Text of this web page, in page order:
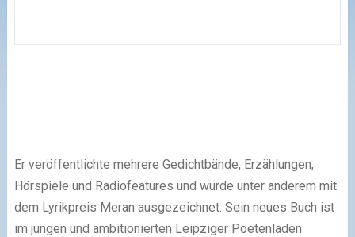
Er veröffentlichte mehrere Gedichtbände, Erzählungen,
Hörspiele und Radiofeatures und wurde unter anderem mit
dem Lyrikpreis Meran ausgezeichnet. Sein neues Buch ist
im jungen und ambitionierten Leipziger Poetenladen